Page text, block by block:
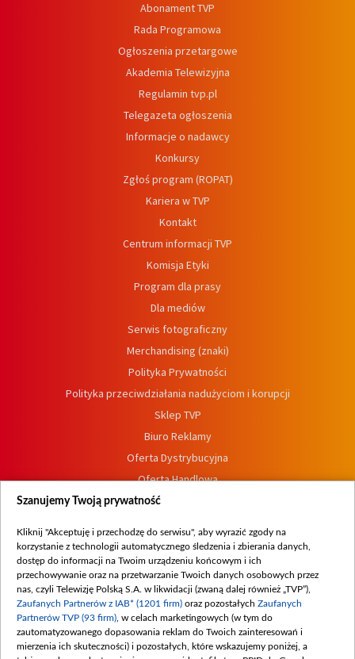
Abonament TVP
Rada Programowa
Ogłoszenia przetargowe
Akademia Telewizyjna
Regulamin tvp.pl
Telegazeta ogłoszenia
Informacje o nadawcy
Konkursy
Zgłoś program (ROPAT)
Kariera w TVP
Kontakt
Centrum informacji TVP
Komisja Etyki
Program dla prasy
Dla mediów
Serwis fotograficzny
Merchandising (znaki)
Polityka Prywatności
Polityka przeciwdziałania nadużyciom i korupcji
Sklep TVP
Biuro Reklamy
Oferta Dystrybucyjna
Oferta Handlowa
Dostępność
Procedura zgłoszeń wewnętrznych
Szanujemy Twoją prywatność
Kliknij "Akceptuję i przechodzę do serwisu", aby wyrazić zgody na
korzystanie z technologii automatycznego śledzenia i zbierania danych,
dostęp do informacji na Twoim urządzeniu końcowym i ich
przechowywanie oraz na przetwarzanie Twoich danych osobowych przez
nas, czyli Telewizję Polską S.A. w likwidacji (zwaną dalej również „TVP”),
Zaufanych Partnerów z IAB* (1201 firm) oraz pozostałych Zaufanych
Partnerów TVP (93 firm) , w celach marketingowych (w tym do
zautomatyzowanego dopasowania reklam do Twoich zainteresowań i
mierzenia ich skuteczności) i pozostałych, które wskazujemy poniżej, a